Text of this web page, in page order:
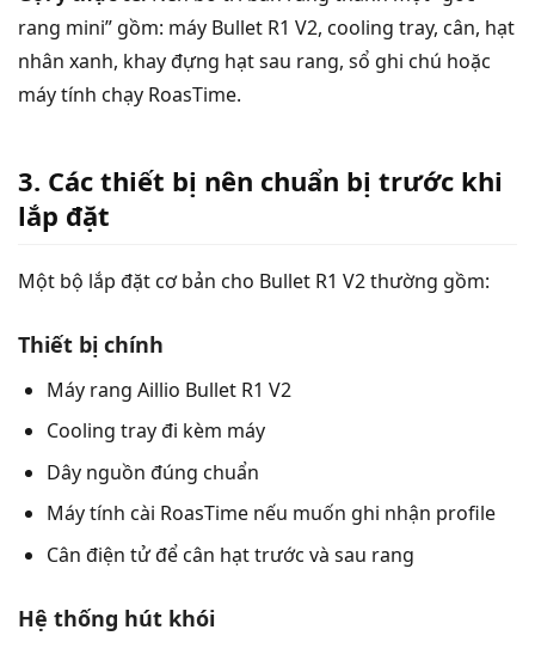
rang mini” gồm: máy Bullet R1 V2, cooling tray, cân, hạt
nhân xanh, khay đựng hạt sau rang, sổ ghi chú hoặc
máy tính chạy RoasTime.
3. Các thiết bị nên chuẩn bị trước khi
lắp đặt
Một bộ lắp đặt cơ bản cho Bullet R1 V2 thường gồm:
Thiết bị chính
Máy rang Aillio Bullet R1 V2
Cooling tray đi kèm máy
Dây nguồn đúng chuẩn
Máy tính cài RoasTime nếu muốn ghi nhận profile
Cân điện tử để cân hạt trước và sau rang
Hệ thống hút khói